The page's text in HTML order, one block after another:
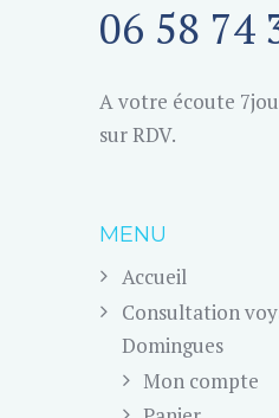
06 58 74
A votre écoute
sur RDV.
MENU
Accueil
Consultation
Domingues
Mon compte